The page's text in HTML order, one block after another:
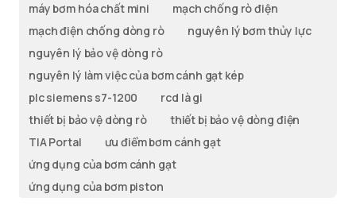
máy bơm hóa chất mini
mạch chống rò điện
mạch điện chống dòng rò
nguyên lý bơm thủy lực
nguyên lý bảo vệ dòng rò
nguyên lý làm việc của bơm cánh gạt kép
plc siemens s7-1200
rcd là gi
thiết bị bảo vệ dòng rò
thiết bị bảo vệ dòng điện
TIA Portal
ưu điểm bơm cánh gạt
ứng dụng của bơm cánh gạt
ứng dụng của bơm piston